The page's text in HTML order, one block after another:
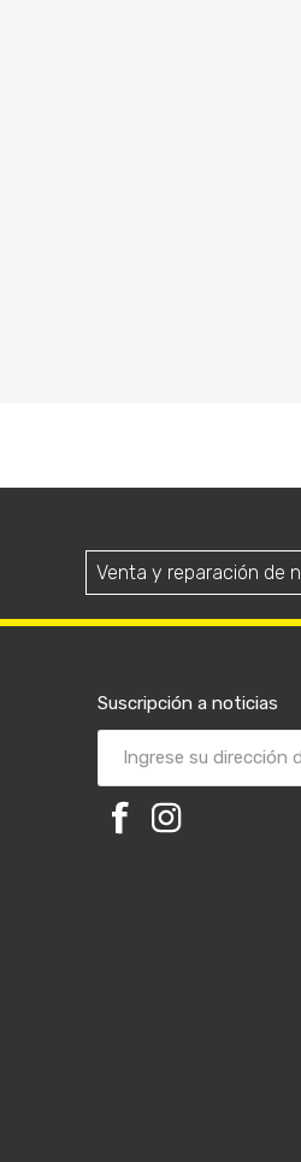
Venta y reparación de
Suscripción a noticias